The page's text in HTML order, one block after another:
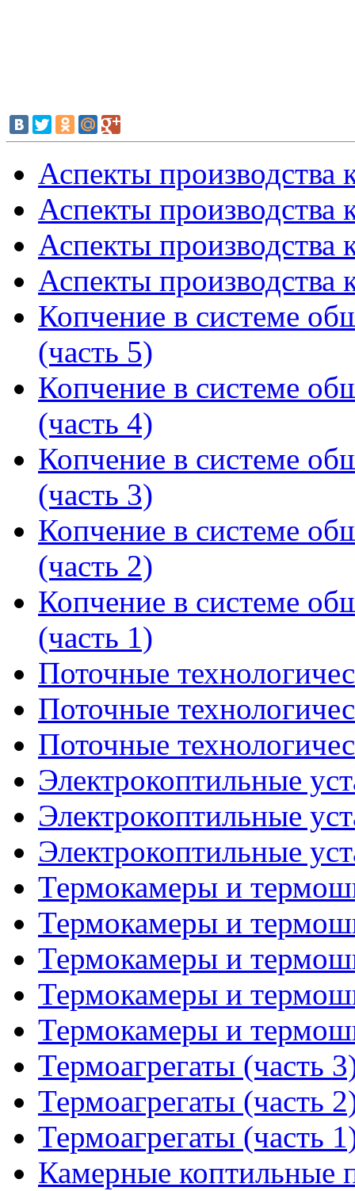
Аспекты производства
Аспекты производства
Аспекты производства
Аспекты производства
Копчение в системе
(часть 5)
Копчение в системе
(часть 4)
Копчение в системе
(часть 3)
Копчение в системе
(часть 2)
Копчение в системе
(часть 1)
Поточные
Поточные
Поточные
Электрокоптильные
Электрокоптильные
Электрокоптильные
Термокамеры и
Термокамеры и
Термокамеры и
Термокамеры и
Термокамеры и
Термоагрегаты (часть
Термоагрегаты (часть
Термоагрегаты (часть
Камерные коптильные